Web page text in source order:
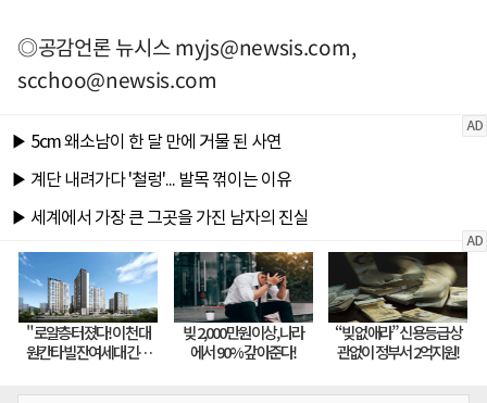
◎공감언론 뉴시스myjs@newsis.com,
scchoo@newsis.com